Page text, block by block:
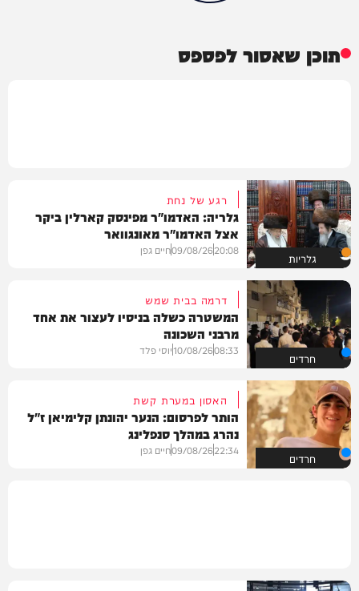
תוכן שאסור לפספס
גלריות
רגע של נחת
גלריה: האדמו"ר מפינסק קארלין ביקר
אצל האדמו"ר מאונגוואר
20:08
09/08/26חיים גפן
חרדים
דרמה בבית שמש
המשטרה כשלה בניסיו לעצור את אחד
מרבני השכונה
08:33
10/08/26יוסי פלד
חרדים
האסון במערת קשת
הותר לפרסום: הנער יהונתן קלימיאן ז"ל
נהרג במהלך סנפלינג
22:34
09/08/26חיים גפן